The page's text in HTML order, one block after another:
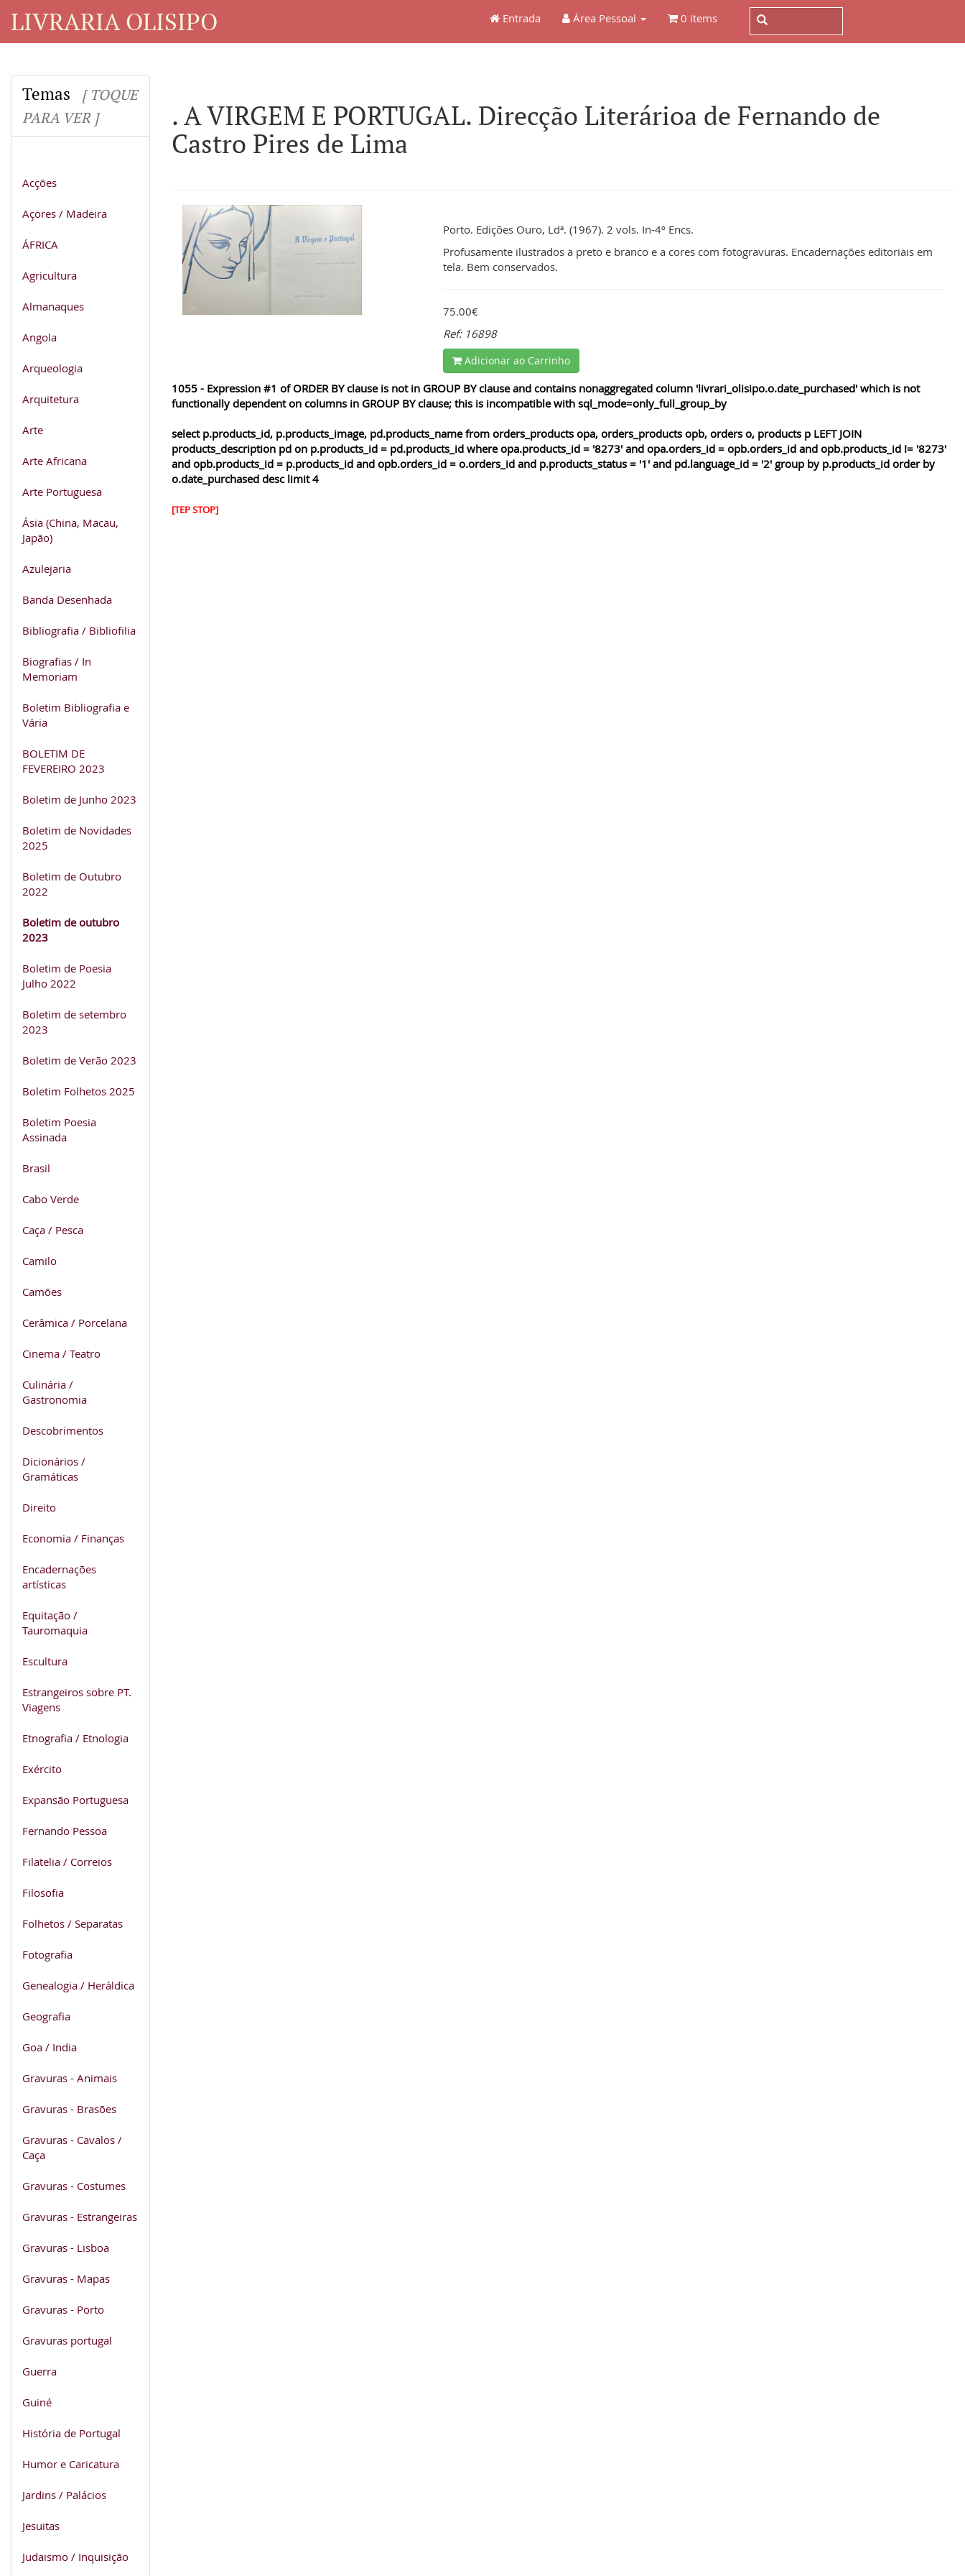
LIVRARIA OLISIPO Entrada Área Pessoal 0 items
Temas
[ TOQUE
PARA VER ]
Acções
Açores / Madeira
ÁFRICA
Agricultura
Almanaques
Angola
Arqueologia
Arquitetura
Arte
Arte Africana
Arte Portuguesa
Ásia (China, Macau,
Japão)
Azulejaria
Banda Desenhada
Bibliografia / Bibliofilia
Biografias / In
Memoriam
Boletim Bibliografia e
Vária
BOLETIM DE
FEVEREIRO 2023
Boletim de Junho 2023
Boletim de Novidades
2025
Boletim de Outubro
2022
Boletim de outubro
2023
Boletim de Poesia
Julho 2022
Boletim de setembro
2023
Boletim de Verão 2023
Boletim Folhetos 2025
Boletim Poesia
Assinada
Brasil
Cabo Verde
Caça / Pesca
Camilo
Camões
Cerâmica / Porcelana
Cinema / Teatro
Culinária /
Gastronomia
Descobrimentos
Dicionários /
Gramáticas
Direito
Economia / Finanças
Encadernações
artísticas
Equitação /
Tauromaquia
Escultura
Estrangeiros sobre PT.
Viagens
Etnografia / Etnologia
Exército
Expansão Portuguesa
Fernando Pessoa
Filatelia / Correios
Filosofia
Folhetos / Separatas
Fotografia
Genealogia / Heráldica
Geografia
Goa / India
Gravuras - Animais
Gravuras - Brasões
Gravuras - Cavalos /
Caça
Gravuras - Costumes
Gravuras - Estrangeiras
Gravuras - Lisboa
Gravuras - Mapas
Gravuras - Porto
Gravuras portugal
Guerra
Guiné
História de Portugal
Humor e Caricatura
Jardins / Palácios
Jesuitas
Judaismo / Inquisição
. A VIRGEM E PORTUGAL. Direcção Literárioa de Fernando de
Castro Pires de Lima
Porto. Edições Ouro, Ldª. (1967). 2 vols. In-4º Encs.
Profusamente ilustrados a preto e branco e a cores com fotogravuras. Encadernações editoriais em
tela. Bem conservados.
75.00€
Ref: 16898
Adicionar ao Carrinho
1055 - Expression #1 of ORDER BY clause is not in GROUP BY clause and contains nonaggregated column 'livrari_olisipo.o.date_purchased' which is not
functionally dependent on columns in GROUP BY clause; this is incompatible with sql_mode=only_full_group_by
select p.products_id, p.products_image, pd.products_name from orders_products opa, orders_products opb, orders o, products p LEFT JOIN
products_description pd on p.products_id = pd.products_id where opa.products_id = '8273' and opa.orders_id = opb.orders_id and opb.products_id != '8273'
and opb.products_id = p.products_id and opb.orders_id = o.orders_id and p.products_status = '1' and pd.language_id = '2' group by p.products_id order by
o.date_purchased desc limit 4
[TEP STOP]